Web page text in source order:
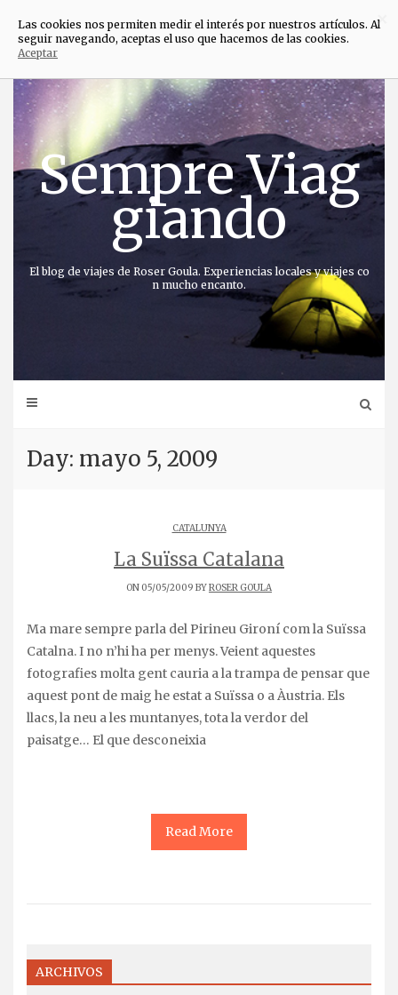
contenido
Sempre Viag
giando
El blog de viajes de Roser Goula. Experiencias locales y viajes co
n mucho encanto.
Day: mayo 5, 2009
CATALUNYA
La Suïssa Catalana
ON 05/05/2009 BYROSER GOULA
Ma mare sempre parla del Pirineu Gironí com la Suïssa
Catalna. I no n’hi ha per menys. Veient aquestes
fotografies molta gent cauria a la trampa de pensar que
aquest pont de maig he estat a Suïssa o a Àustria. Els
llacs, la neu a les muntanyes, tota la verdor del
paisatge… El que desconeixia
Read More
ARCHIVOS
×
Las cookies nos permiten medir el interés por nuestros artículos. Al
seguir navegando, aceptas el uso que hacemos de las cookies.
Aceptar